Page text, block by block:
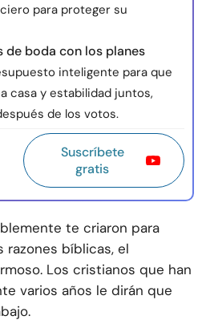
para proteger su
de boda con los planes
inteligente para que
casa y estabilidad juntos,
de los votos.
Suscríbete
gratis
te criaron para
razones bíblicas, el
Los cristianos que han
varios años le dirán que